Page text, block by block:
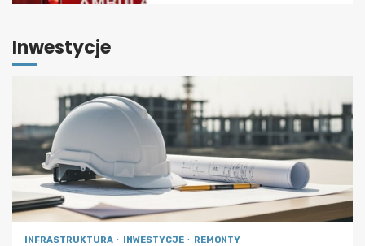
Inwestycje
INFRASTRUKTURA INWESTYCJE REMONTY